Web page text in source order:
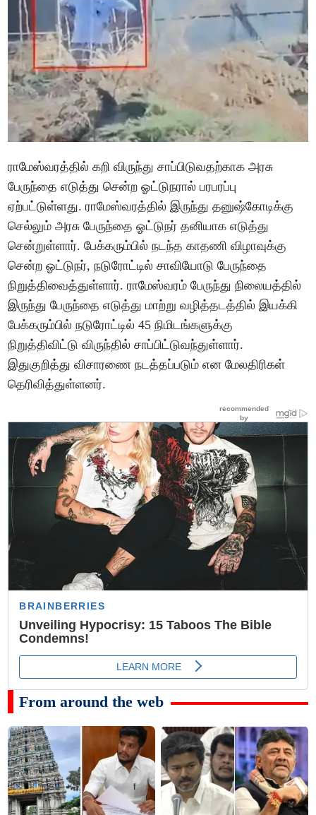
ராமேஸ்வரத்தில் கறி விருந்து சாப்பிடுவதற்காக அரசு
பேருந்தை எடுத்து சென்ற ஓட்டுநரால் பரபரப்பு
ஏற்பட்டுள்ளது. ராமேஸ்வரத்தில் இருந்து தனுஷ்கோடிக்கு
செல்லும் அரசு பேருந்தை ஓட்டுநர் தனியாக எடுத்து
சென்றுள்ளார். பேக்கரும்பில் நடந்த காதணி விழாவுக்கு
சென்ற ஓட்டுநர், நடுரோட்டில் சாவியோடு பேருந்தை
நிறுத்திவைத்துள்ளார். ராமேஸ்வரம் பேருந்து நிலையத்தில்
இருந்து பேருந்தை எடுத்து மாற்று வழித்தடத்தில் இயக்கி
பேக்கரும்பில் நடுரோட்டில் 45 நிமிடங்களுக்கு
நிறுத்திவிட்டு விருந்தில் சாப்பிட்டுவந்துள்ளார்.
இதுகுறித்து விசாரணை நடத்தப்படும் என மேலதிரிகள்
தெரிவித்துள்ளனர்.
From around the web